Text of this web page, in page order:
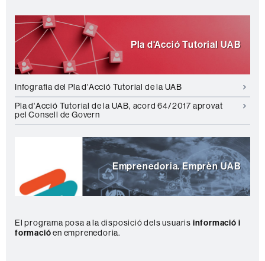
Pla d'Acció Tutorial UAB
Infografia del Pla d'Acció Tutorial de la UAB
Pla d'Acció Tutorial de la UAB, acord 64/2017 aprovat
pel Consell de Govern
Emprenedoria. Emprèn UAB
El programa posa a la disposició dels usuaris informació i
formacióen emprenedoria.